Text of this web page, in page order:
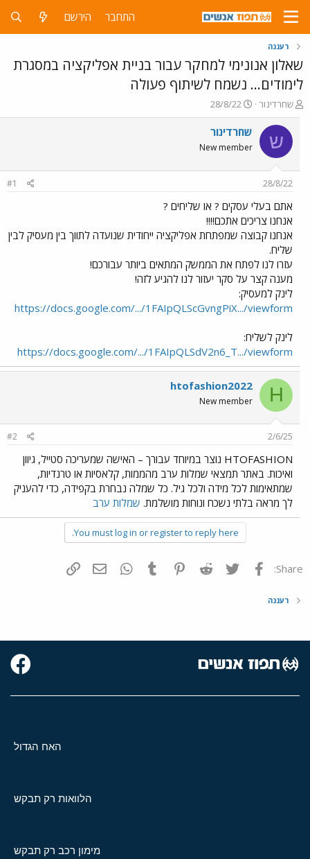
התחבר הירשם
רעננה
שאלון אנונימי למחקר עבור בניית אפליקציה במסגרת
לימודים... נשמח לשיתוף פעולה
פ
ו
ת
ח
ה
ש
א
שחרדינור
פ
ו
ר
ס
ם
ר
י
ך
28/8/22
ש שחרדינור
New member
28/8/22
#1
אתם בעלי עסקים ? או שליחים ?
אנחנו צריכים אתכם!!!!
אנחנו קבוצה שמפתחת אפליקציה ייחודית שנועדה לתווך בין מעסיק לבין
שליח.
עזרו לנו לפתח את הממשק המתאים ביותר עבורכם!
מענה קצר על סקר יעזור לנו להגיע לזה!
לינק למעסיק:
https://docs.google.com/.../1FAIpQLScGvngPiX.../viewform
לינק לשליח:
https://docs.google.com/.../1FAIpQLSdV2n6_T.../viewform
H
htofashion2022
New member
2/6/25
#2
HTOFASHION נוצר במיוחד עבורך – האישה שמעריכה סטייל, גיוון
ואיכות. באתר תמצאי שמלות ערב מהממות, קלאסיות או טרנדיות,
שמתאימות לכל מידה ולכל גיל. כל שמלה נבחרת בקפידה, כדי להעניק
לך מראה בלתי נשכח ונוחות מושלמת. שמלות ערב
You must log in or register to reply here.
Share: פייסבוק Twitter
Reddit
Pinterest
Tumblr
WhatsAppדואר אלקטרוני
רעננה
האח הגדול
הלוואות רק תבקש
מימון רכב רק תבקש